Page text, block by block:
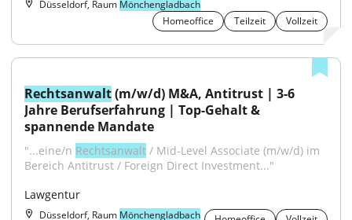
Düsseldorf, Raum Mönchengladbach
Homeoffice
Teilzeit Vollzeit
Rechtsanwalt (m/w/d) M&A, Antitrust | 3-6
Jahre Berufserfahrung | Top-Gehalt &
spannende Mandate
"...eine/n Rechtsanwalt / Mid-Level Associate (m/w/d) im
Bereich Antitrust / Foreign Direct Investment..."
Lawgentur
Düsseldorf, Raum Mönchengladbach